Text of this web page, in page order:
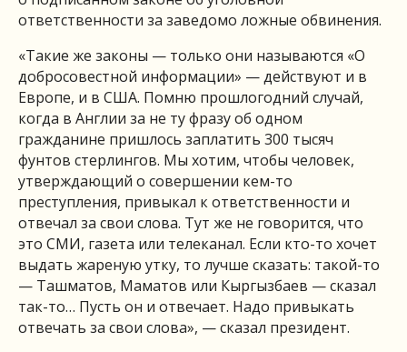
ответственности за заведомо ложные обвинения.
«Такие же законы — только они называются «О
добросовестной информации» — действуют и в
Европе, и в США. Помню прошлогодний случай,
когда в Англии за не ту фразу об одном
гражданине пришлось заплатить 300 тысяч
фунтов стерлингов. Мы хотим, чтобы человек,
утверждающий о совершении кем-то
преступления, привыкал к ответственности и
отвечал за свои слова. Тут же не говорится, что
это СМИ, газета или телеканал. Если кто-то хочет
выдать жареную утку, то лучше сказать: такой-то
— Ташматов, Маматов или Кыргызбаев — сказал
так-то… Пусть он и отвечает. Надо привыкать
отвечать за свои слова», — сказал президент.